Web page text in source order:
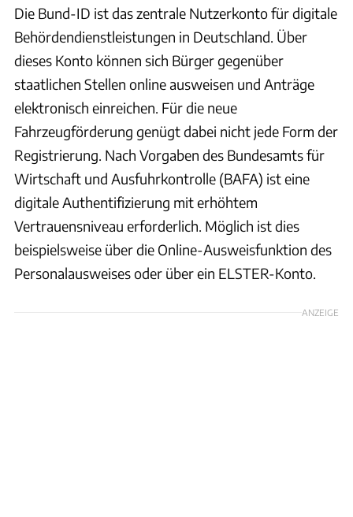
Die Bund-ID ist das zentrale Nutzerkonto für digitale
Behördendienstleistungen in Deutschland. Über
dieses Konto können sich Bürger gegenüber
staatlichen Stellen online ausweisen und Anträge
elektronisch einreichen. Für die neue
Fahrzeugförderung genügt dabei nicht jede Form der
Registrierung. Nach Vorgaben des Bundesamts für
Wirtschaft und Ausfuhrkontrolle (BAFA) ist eine
digitale Authentifizierung mit erhöhtem
Vertrauensniveau erforderlich. Möglich ist dies
beispielsweise über die Online-Ausweisfunktion des
Personalausweises oder über ein ELSTER-Konto.
ANZEIGE